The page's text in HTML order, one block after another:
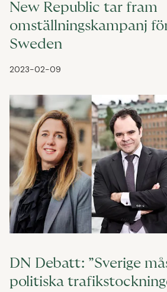
New Republic tar fram
omställningskampanj
Sweden
2023-02-09
DN Debatt: ”Sverige
politiska